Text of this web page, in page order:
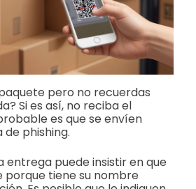
pero no recuerdas
Si es así, no reciba el
es que se envíen
phishing.
entrega puede insistir en que
porque tiene su nombre